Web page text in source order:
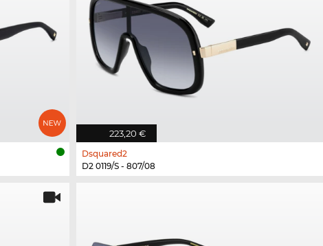
223,20 €
Dsquared2
D2 0119/S - 807/08